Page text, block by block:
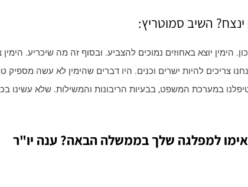
השיב סמוטריץ:
הימין יוצא באחוזים נמוכים להצביע. ובסוף זה מה שיכריע. הימין
צריכים להיות ישרים וכנים. היו דברים שהימין לא עשה מספיק
טיפלנו במערכת המשפט, בבעיות הריבונות והמשילות. שלא עשינו
למפלגה שלך בממשלה הבאה? ענה יו"ר